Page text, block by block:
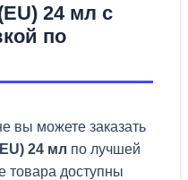
24 мл с
по
вы можете заказать
24 мл по лучшей
товара доступны